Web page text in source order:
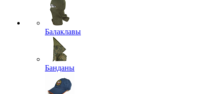
Балаклавы
Банданы